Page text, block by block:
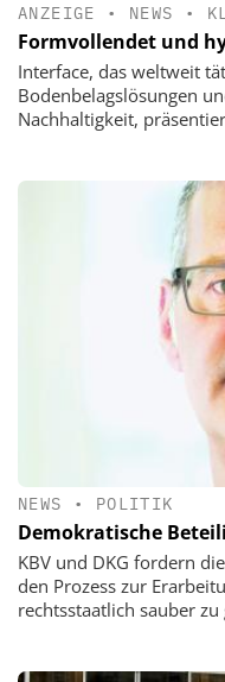
ANZEIGE • NEWS •
Formvollendet und
Interface, das weltweit
Bodenbelagslösungen
Nachhaltigkeit,
NEWS • POLITIK
Demokratische
KBV und DKG fordern
den Prozess zur
rechtsstaatlich sauber zu